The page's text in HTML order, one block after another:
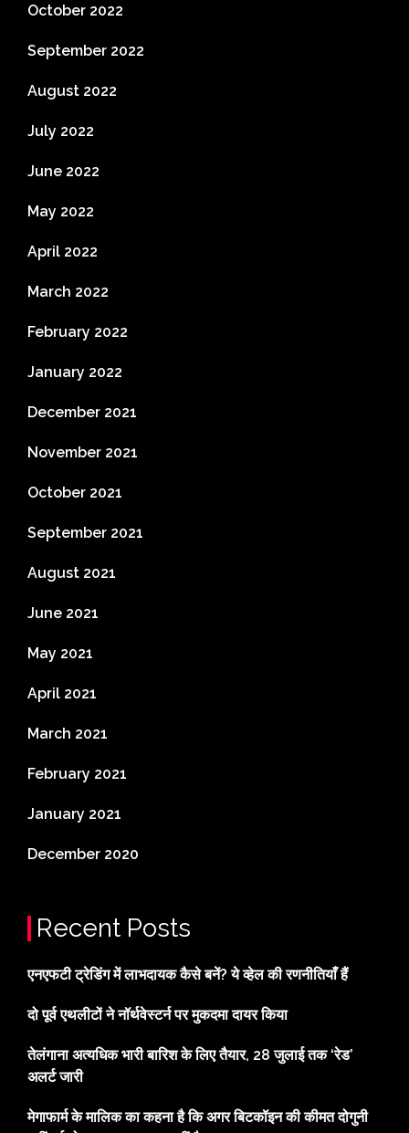
October 2022
September 2022
August 2022
July 2022
June 2022
May 2022
April 2022
March 2022
February 2022
January 2022
December 2021
November 2021
October 2021
September 2021
August 2021
June 2021
May 2021
April 2021
March 2021
February 2021
January 2021
December 2020
Recent Posts
एनएफटी ट्रेडिंग में लाभदायक कैसे बनें? ये व्हेल की रणनीतियाँ हैं
दो पूर्व एथलीटों ने नॉर्थवेस्टर्न पर मुकदमा दायर किया
तेलंगाना अत्यधिक भारी बारिश के लिए तैयार, 28 जुलाई तक ‘रेड’
अलर्ट जारी
मेगाफार्म के मालिक का कहना है कि अगर बिटकॉइन की कीमत दोगुनी